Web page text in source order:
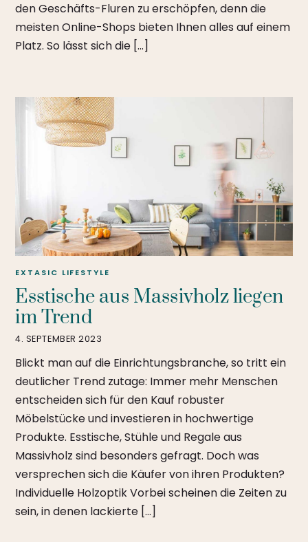
den Geschäfts-Fluren zu erschöpfen, denn die
meisten Online-Shops bieten Ihnen alles auf einem
Platz. So lässt sich die […]
4. SEPTEMBER 2023
Esstische aus Massivholz liegen
im Trend
EXTASIC LIFESTYLE
Blickt man auf die Einrichtungsbranche, so tritt ein
deutlicher Trend zutage: Immer mehr Menschen
entscheiden sich für den Kauf robuster
Möbelstücke und investieren in hochwertige
Produkte. Esstische, Stühle und Regale aus
Massivholz sind besonders gefragt. Doch was
versprechen sich die Käufer von ihren Produkten?
Individuelle Holzoptik Vorbei scheinen die Zeiten zu
sein, in denen lackierte […]